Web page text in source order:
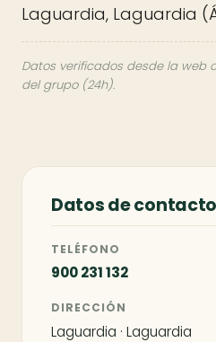
Laguardia, Laguardia
Datos verificados desde la web
del grupo (24h).
Datos de contacto
TELÉFONO
900 231 132
DIRECCIÓN
Laguardia · Laguardia